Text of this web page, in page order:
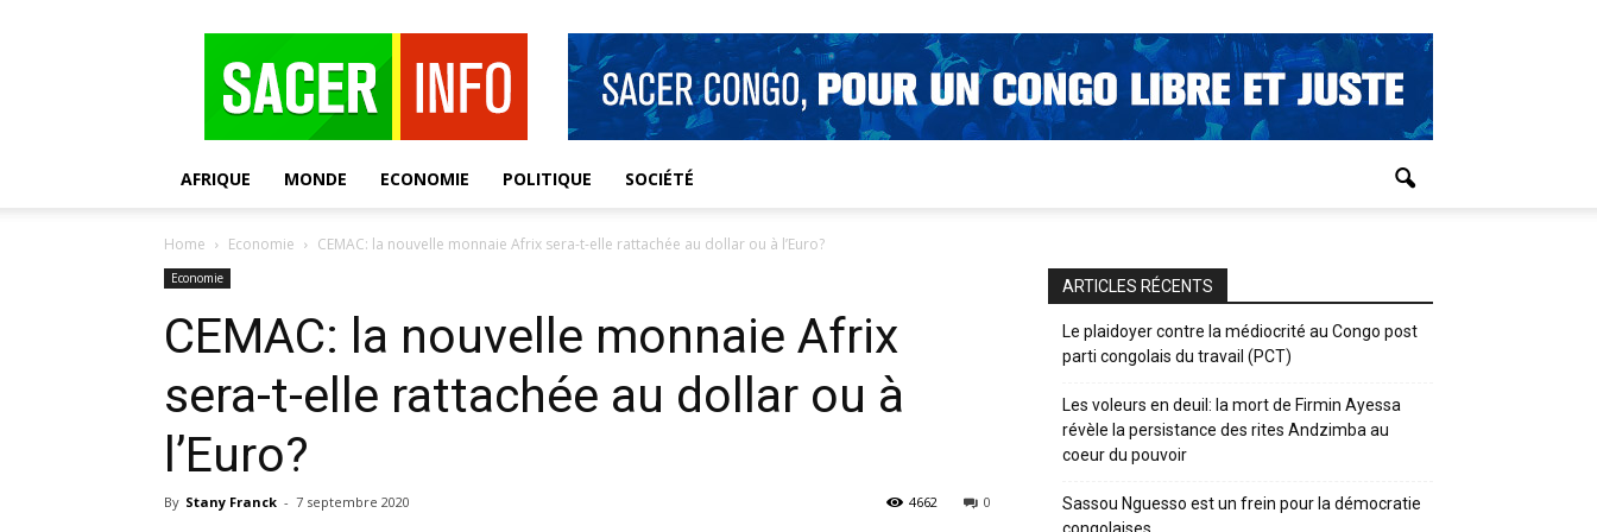
AFRIQUE MONDE ECONOMIE POLITIQUE SOCIÉTÉ
Home Economie CEMAC: la nouvelle monnaie Afrix sera-t-elle rattachée au dollar ou à l’Euro?
Economie
CEMAC: la nouvelle monnaie Afrix
sera-t-elle rattachée au dollar ou à
l’Euro?
By Stany Franck - 7 septembre 2020 0
4662
ARTICLES RÉCENTS
Le plaidoyer contre la médiocrité au Congo post
parti congolais du travail (PCT)
Les voleurs en deuil: la mort de Firmin Ayessa
révèle la persistance des rites Andzimba au
coeur du pouvoir
Sassou Nguesso est un frein pour la démocratie